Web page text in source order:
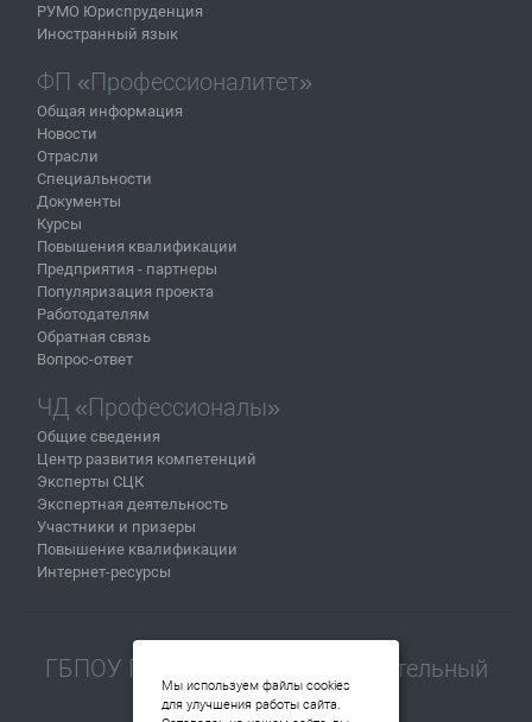
РУМО Юриспруденция
Иностранный язык
ФП «Профессионалитет»
Общая информация
Новости
Отрасли
Специальности
Документы
Курсы
Повышения квалификации
Предприятия - партнеры
Популяризация проекта
Работодателям
Обратная связь
Вопрос-ответ
ЧД «Профессионалы»
Общие сведения
Центр развития компетенций
Эксперты СЦК
Экспертная деятельность
Участники и призеры
Повышение квалификации
Интернет-ресурсы
ГБПОУ Пермский машиностроительный
колледж
Мы используем файлы cookies
для улучшения работы сайта.